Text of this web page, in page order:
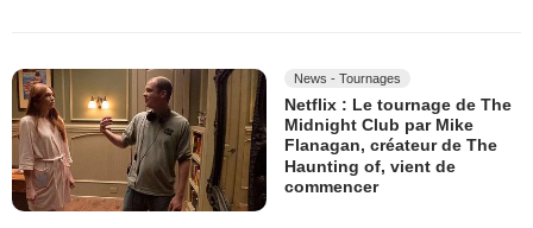
News - Tournages
Netflix : Le tournage de The
Midnight Club par Mike
Flanagan, créateur de The
Haunting of, vient de
commencer